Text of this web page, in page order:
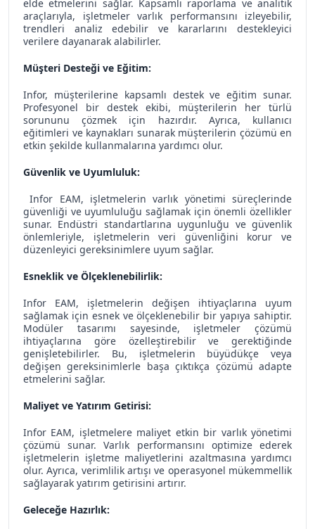
elde etmelerini sağlar. Kapsamlı raporlama ve analitik
araçlarıyla, işletmeler varlık performansını izleyebilir,
trendleri analiz edebilir ve kararlarını destekleyici
verilere dayanarak alabilirler.
Müşteri Desteği ve Eğitim:
Infor, müşterilerine kapsamlı destek ve eğitim sunar.
Profesyonel bir destek ekibi, müşterilerin her türlü
sorununu çözmek için hazırdır. Ayrıca, kullanıcı
eğitimleri ve kaynakları sunarak müşterilerin çözümü en
etkin şekilde kullanmalarına yardımcı olur.
Güvenlik ve Uyumluluk:
Infor EAM, işletmelerin varlık yönetimi süreçlerinde
güvenliği ve uyumluluğu sağlamak için önemli özellikler
sunar. Endüstri standartlarına uygunluğu ve güvenlik
önlemleriyle, işletmelerin veri güvenliğini korur ve
düzenleyici gereksinimlere uyum sağlar.
Esneklik ve Ölçeklenebilirlik:
Infor EAM, işletmelerin değişen ihtiyaçlarına uyum
sağlamak için esnek ve ölçeklenebilir bir yapıya sahiptir.
Modüler tasarımı sayesinde, işletmeler çözümü
ihtiyaçlarına göre özelleştirebilir ve gerektiğinde
genişletebilirler. Bu, işletmelerin büyüdükçe veya
değişen gereksinimlerle başa çıktıkça çözümü adapte
etmelerini sağlar.
Maliyet ve Yatırım Getirisi:
Infor EAM, işletmelere maliyet etkin bir varlık yönetimi
çözümü sunar. Varlık performansını optimize ederek
işletmelerin işletme maliyetlerini azaltmasına yardımcı
olur. Ayrıca, verimlilik artışı ve operasyonel mükemmellik
sağlayarak yatırım getirisini artırır.
Geleceğe Hazırlık: